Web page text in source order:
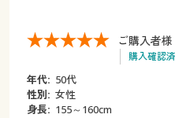
ご購入者様
購入確認
年代: 50代
性別: 女性
身長: 155～160cm